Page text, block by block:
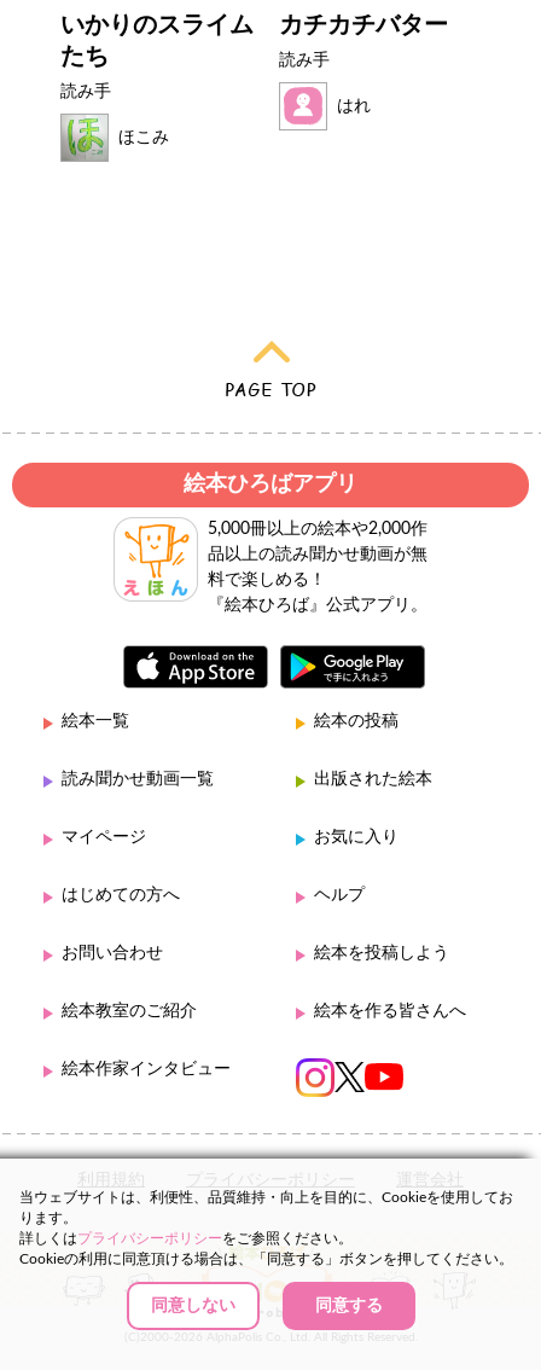
いかりのスライム
たち
読み手
ほこみ
カチカチバター
読み手
はれ
絵本ひろばアプリ
5,000冊以上の絵本や2,000作
品以上の読み聞かせ動画が無
料で楽しめる！
『絵本ひろば』公式アプリ。
絵本一覧 絵本の投稿
読み聞かせ動画一覧 出版された絵本
マイページ お気に入り
はじめての方へ ヘルプ
お問い合わせ 絵本を投稿しよう
絵本教室のご紹介 絵本を作る皆さんへ
絵本作家インタビュー
利用規約 プライバシーポリシー 運営会社
(C)2000-2026 AlphaPolis Co., Ltd. All Rights Reserved.
当ウェブサイトは、利便性、品質維持・向上を目的に、Cookieを使用してお
ります。
詳しくはプライバシーポリシーをご参照ください。
Cookieの利用に同意頂ける場合は、「同意する」ボタンを押してください。
同意しない 同意する